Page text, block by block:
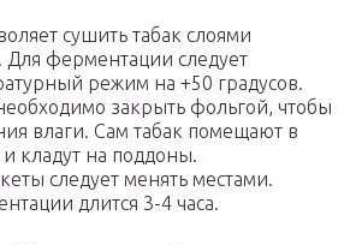
сушить табак слоями
Для ферментации следует
режим на +50 градусов.
закрыть фольгой, чтобы
влаги. Сам табак помещают в
кладут на поддоны.
следует менять местами.
длится 3-4 часа.